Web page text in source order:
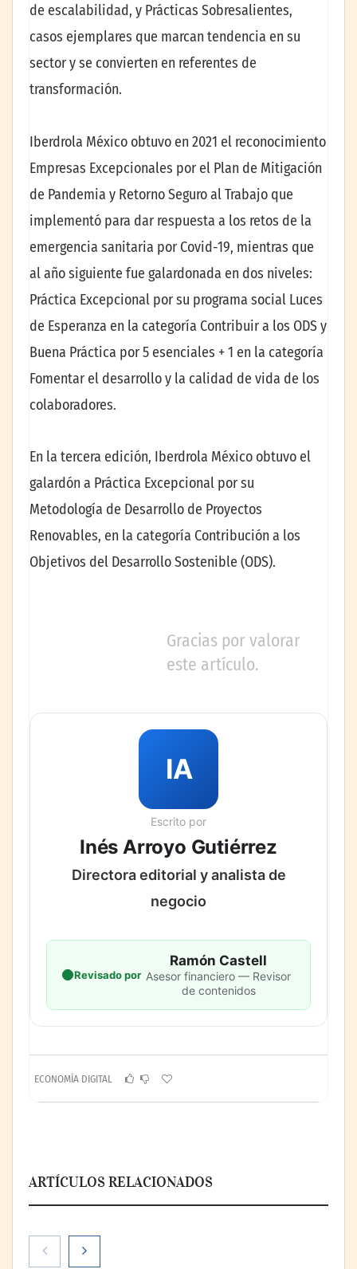
de escalabilidad, y Prácticas Sobresalientes,
casos ejemplares que marcan tendencia en su
sector y se convierten en referentes de
transformación.
Iberdrola México obtuvo en 2021 el reconocimiento
Empresas Excepcionales por el Plan de Mitigación
de Pandemia y Retorno Seguro al Trabajo que
implementó para dar respuesta a los retos de la
emergencia sanitaria por Covid-19, mientras que
al año siguiente fue galardonada en dos niveles:
Práctica Excepcional por su programa social Luces
de Esperanza en la categoría Contribuir a los ODS y
Buena Práctica por 5 esenciales + 1 en la categoría
Fomentar el desarrollo y la calidad de vida de los
colaboradores.
En la tercera edición, Iberdrola México obtuvo el
galardón a Práctica Excepcional por su
Metodología de Desarrollo de Proyectos
Renovables, en la categoría Contribución a los
Objetivos del Desarrollo Sostenible (ODS).
Gracias por valorar
este artículo.
IA
Escrito por
Inés Arroyo Gutiérrez
Directora editorial y analista de
negocio
Revisado por
Ramón Castell
Asesor financiero — Revisor
de contenidos
ECONOMÍA DIGITAL
ARTÍCULOS RELACIONADOS